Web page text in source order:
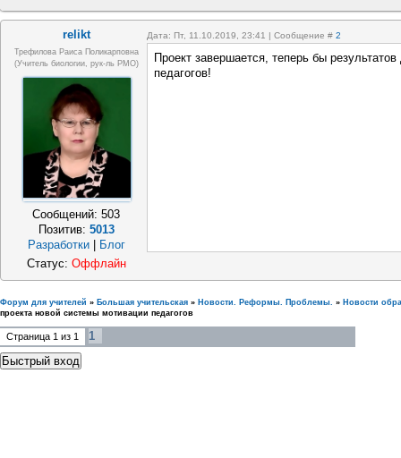
relikt Дата: Пт, 11.10.2019, 23:41 | Сообщение # 2
Трефилова Раиса Поликарповна
(Учитель биологии, рук-ль РМО)
Сообщений:503
Позитив: 5013
Разработки | Блог
Проект завершается, теперь бы
педагогов!
Статус: Оффлайн
Форум для учителей » Большая учительская » Новости. Реформы. Проблемы. » Новости
проекта новой системы мотивации педагогов
Страница 1 из 1 1